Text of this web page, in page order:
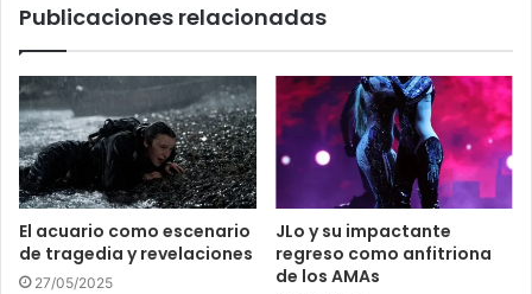
Publicaciones relacionadas
El acuario como escenario
de tragedia y revelaciones
27/05/2025
JLo y su impactante
regreso como anfitriona
de los AMAs